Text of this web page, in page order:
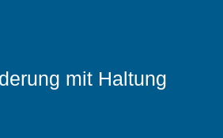
mit Haltung